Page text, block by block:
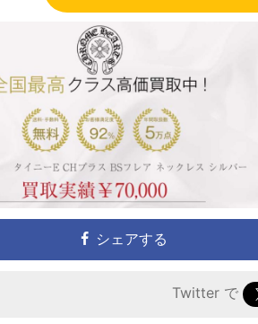
シェアする
Twitter で